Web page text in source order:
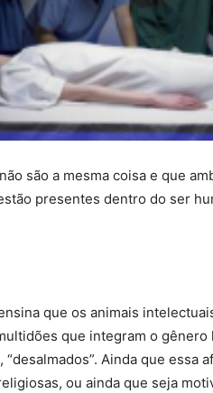
são a mesma coisa e que
presentes dentro do ser
que os animais
que integram o gênero
“desalmados”. Ainda que essa
ou ainda que seja